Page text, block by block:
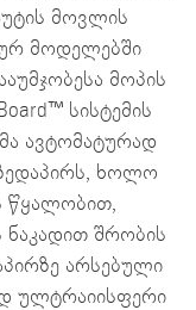
მოვლის
მოდელებში
მოპის
სისტემის
ავტომატურად
ხოლო
წყალობით,
ნაკადით შრობის
არსებული
ულტრაიისფერი